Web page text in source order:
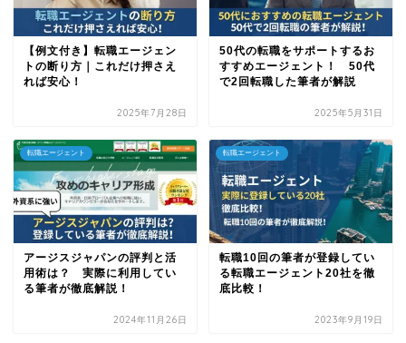
【例文付き】転職エージェン
トの断り方｜これだけ押さえ
れば安心！
2025年7月28日
50代の転職をサポートするお
すすめエージェント！ 50代
で2回転職した筆者が解説
2025年5月31日
転職エージェント
アージスジャパンの評判と活
用術は？ 実際に利用してい
る筆者が徹底解説！
2024年11月26日
転職エージェント
転職10回の筆者が登録してい
る転職エージェント20社を徹
底比較！
2023年9月19日